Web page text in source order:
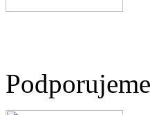
Podporujeme